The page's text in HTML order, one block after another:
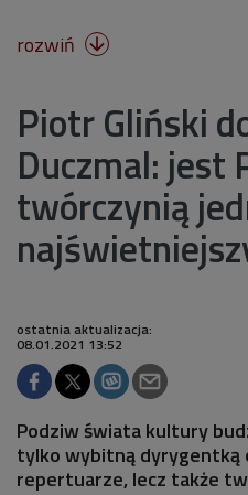
rozwiń 
Piotr Gliński
Duczmal: jest
twórczynią
ostatnia aktualizacja:
08.01.2021 13:52
Podziw świata kultury
tylko wybitną dyrygentką
repertuarze, lecz także